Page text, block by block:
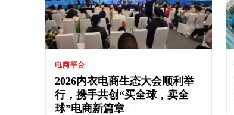
电商平台
2026内衣电商生态大会顺利举
行，携手共创“买全球，卖全
球”电商新篇章